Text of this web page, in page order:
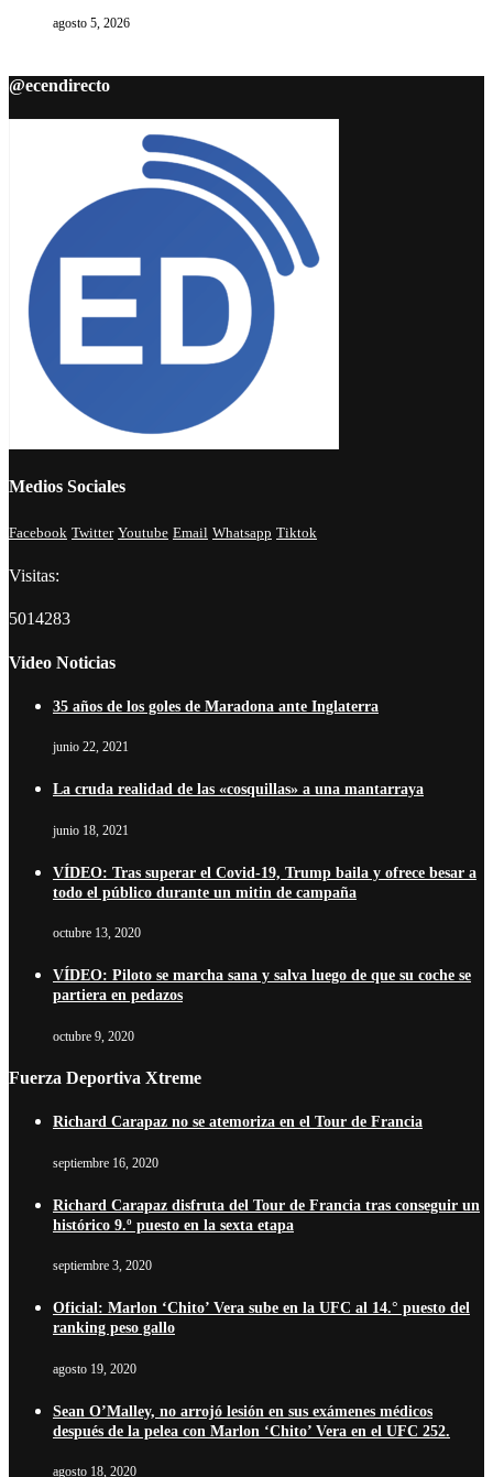
agosto 5, 2026
@ecendirecto
Medios Sociales
Facebook Twitter Youtube Email Whatsapp Tiktok
Visitas:
5014283
Video Noticias
35 años de los goles de Maradona ante Inglaterra
junio 22, 2021
La cruda realidad de las «cosquillas» a una mantarraya
junio 18, 2021
VÍDEO: Tras superar el Covid-19, Trump baila y ofrece besar a
todo el público durante un mitin de campaña
octubre 13, 2020
VÍDEO: Piloto se marcha sana y salva luego de que su coche se
partiera en pedazos
octubre 9, 2020
Fuerza Deportiva Xtreme
Richard Carapaz no se atemoriza en el Tour de Francia
septiembre 16, 2020
Richard Carapaz disfruta del Tour de Francia tras conseguir un
histórico 9.º puesto en la sexta etapa
septiembre 3, 2020
Oficial: Marlon ‘Chito’ Vera sube en la UFC al 14.° puesto del
ranking peso gallo
agosto 19, 2020
Sean O’Malley, no arrojó lesión en sus exámenes médicos
después de la pelea con Marlon ‘Chito’ Vera en el UFC 252.
agosto 18, 2020